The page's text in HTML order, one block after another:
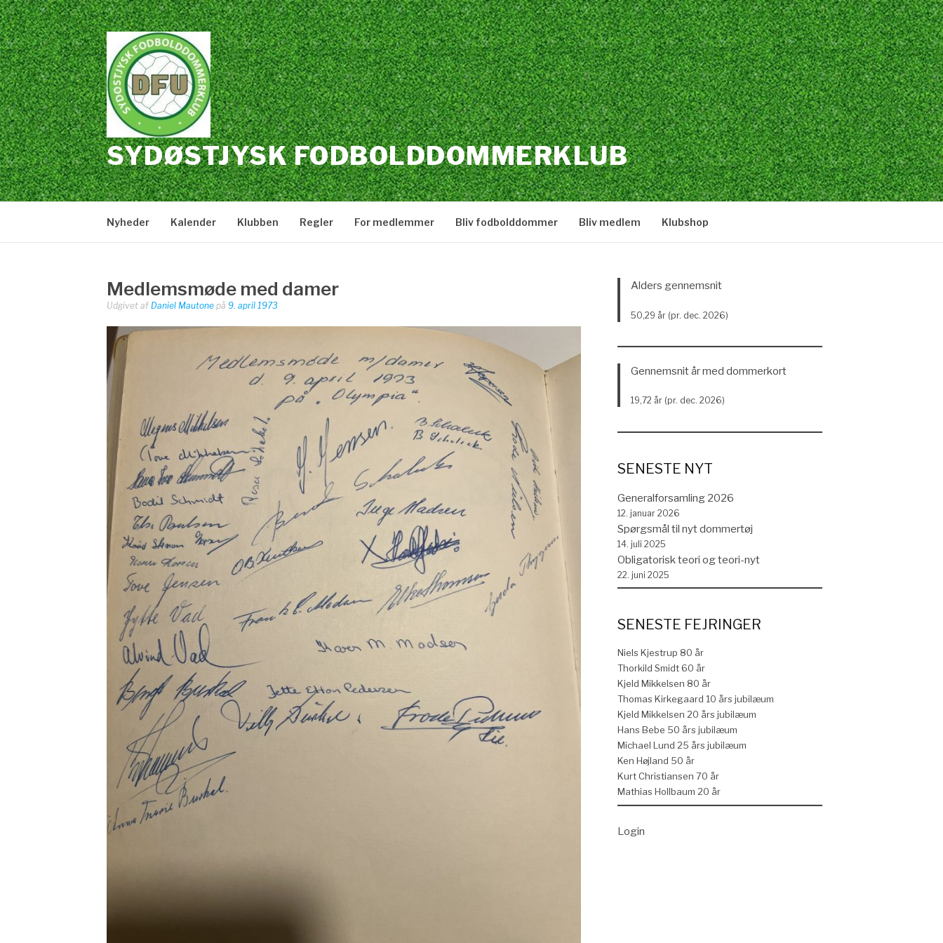
Spring
til
indhold
SYDØSTJYSK FODBOLDDOMMERKLUB
Nyheder Kalender Klubben Regler For medlemmer Bliv fodbolddommer Bliv medlem Klubshop
Medlemsmøde med damer
Udgivet af Daniel Mautone på 9. april 1973
Alders gennemsnit
50,29 år (pr. dec. 2026)
Gennemsnit år med dommerkort
19,72 år (pr. dec. 2026)
SENESTE NYT
Generalforsamling 2026
12. januar 2026
Spørgsmål til nyt dommertøj
14. juli 2025
Obligatorisk teori og teori-nyt
22. juni 2025
SENESTE FEJRINGER
Niels Kjestrup 80 år
Thorkild Smidt 60 år
Kjeld Mikkelsen 80 år
Thomas Kirkegaard 10 års jubilæum
Kjeld Mikkelsen 20 års jubilæum
Hans Bebe 50 års jubilæum
Michael Lund 25 års jubilæum
Ken Højland 50 år
Kurt Christiansen 70 år
Mathias Hollbaum 20 år
Login